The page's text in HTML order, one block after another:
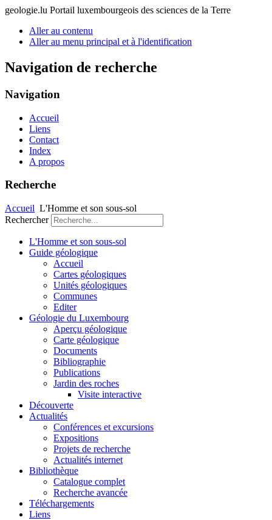
geologie.lu Portail luxembourgeois des sciences de la Terre
Aller au contenu
Aller au menu principal et à l'identification
Navigation de recherche
Navigation
Accueil
Liens
Contact
Index
A propos
Recherche
Accueil L'Homme et son sous-sol
Rechercher
L'Homme et son sous-sol
Guide géologique
Accueil
Cartes géologiques
Unités géologiques
Communes
Editer
Géologie du Luxembourg
Aperçu géologique
Carte géologique
Documents
Bibliographie
Publications
Jardin des roches
Visite interactive
Découverte
Actualités
Conférences et excursions
Expositions
Projets de recherche
Actualités internet
Bibliothèque
Catalogue complet
Recherche avancée
Téléchargements
Liens